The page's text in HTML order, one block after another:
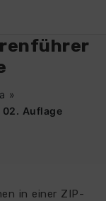
»
02. Auflage
in einer ZIP-